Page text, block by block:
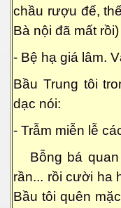
chầu rượu đế,
Bà nội đã mất
- Bệ hạ giá lâm.
Bầu Trung tôi
dạc nói:
- Trẫm miễn lễ
Bỗng bá quan
rần... rồi cười ha
Bầu tôi quên